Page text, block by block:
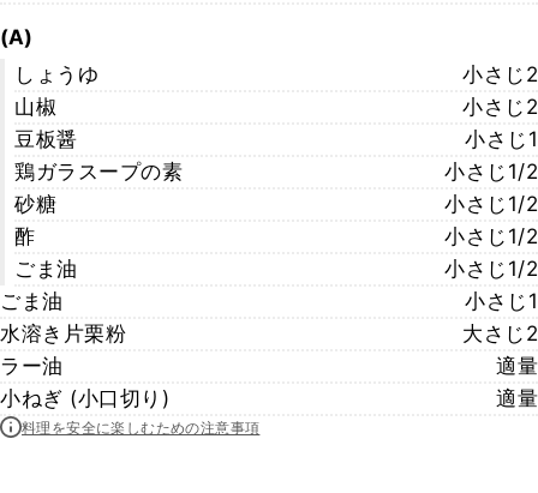
(A)
しょうゆ
小さじ2
山椒
小さじ2
豆板醤
小さじ1
鶏ガラスープの素
小さじ1/2
砂糖
小さじ1/2
酢
小さじ1/2
ごま油
小さじ1/2
ごま油
小さじ1
水溶き片栗粉
大さじ2
ラー油
適量
小ねぎ (小口切り)
適量
料理を安全に楽しむための注意事項